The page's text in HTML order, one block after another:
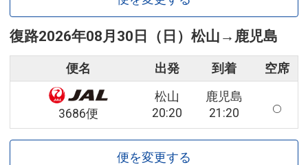
復路2026年08月30日（日） 松山 → 鹿児島
便名 出発 到着 空席
3686便
松山
20:20
鹿児島
21:20
便を変更する